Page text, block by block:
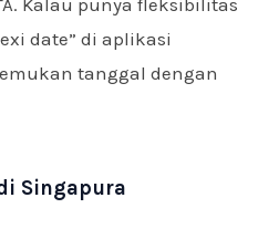
Kalau punya fleksibilitas
date” di aplikasi
tanggal dengan
Singapura